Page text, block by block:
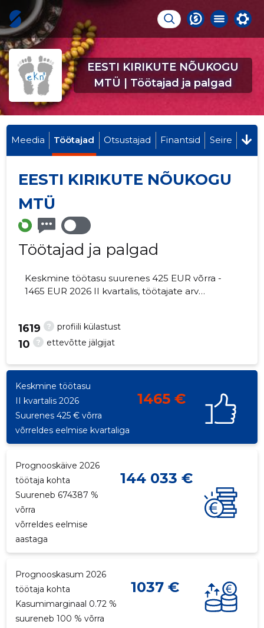
EESTI KIRIKUTE NÕUKOGU
MTÜ | Töötajad ja palgad
Meedia Töötajad Otsustajad Finantsid Seire
EESTI KIRIKUTE NÕUKOGU
MTÜ
Töötajad ja palgad
Keskmine töötasu suurenes 425 EUR võrra -
1465 EUR 2026 II kvartalis, töötajate arv
? profiili külastust
1619
? ettevõtte jälgijat
10
Keskmine töötasu
II kvartalis 2026
1465 €
Suurenes 425 € võrra
võrreldes eelmise kvartaliga
Prognooskäive 2026
töötaja kohta
144 033 €
Suureneb 674387 %
võrra
võrreldes eelmise
aastaga
Prognooskasum 2026
töötaja kohta
1037 €
Kasumimarginaal 0.72 %
suureneb 100 % võrra